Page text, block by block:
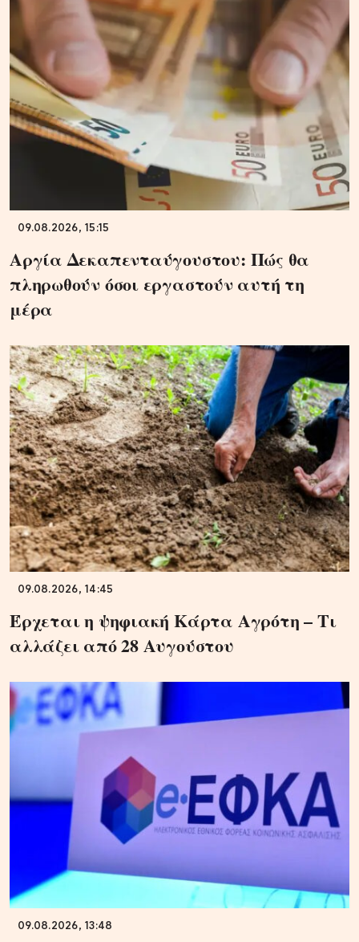
09.08.2026, 15:15
Αργία Δεκαπενταύγουστου: Πώς θα
πληρωθούν όσοι εργαστούν αυτή τη
μέρα
09.08.2026, 14:45
Έρχεται η ψηφιακή Κάρτα Αγρότη – Τι
αλλάζει από 28 Αυγούστου
09.08.2026, 13:48